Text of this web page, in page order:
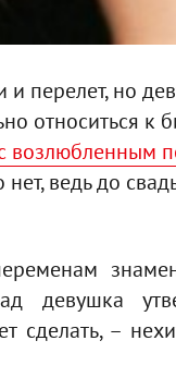
перелет, но
относиться
возлюбленным
нет, ведь до
девушка
сделать, –